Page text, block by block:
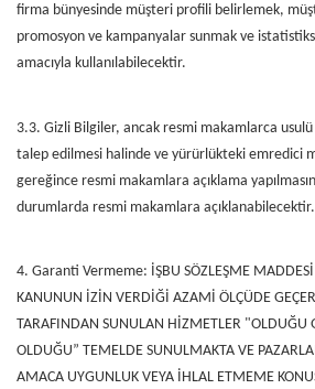
firma bünyesinde müşteri profili belirlemek,
promosyon ve kampanyalar sunmak ve
amacıyla kullanılabilecektir.
3.3. Gizli Bilgiler, ancak resmi makamlarca
talep edilmesi halinde ve yürürlükteki emredici
gereğince resmi makamlara açıklama
durumlarda resmi makamlara açıklanabilecektir.
4. Garanti Vermeme: İŞBU SÖZLEŞME
KANUNUN İZİN VERDİĞİ AZAMİ ÖLÇÜDE
TARAFINDAN SUNULAN HİZMETLER
OLDUĞU” TEMELDE SUNULMAKTA VE
AMACA UYGUNLUK VEYA İHLAL ETMEME